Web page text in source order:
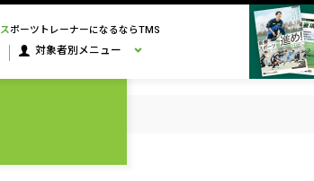
スポーツトレーナーになるならTMS
対象者別メニュー